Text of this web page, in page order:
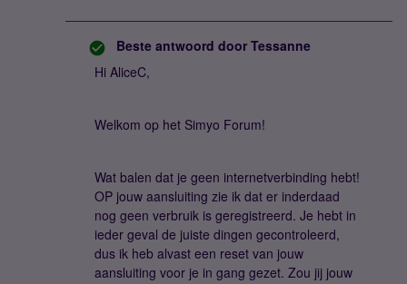
Beste antwoord door Tessanne
Hi AliceC,
Welkom op het Simyo Forum!
Wat balen dat je geen internetverbinding hebt!
OP jouw aansluiting zie ik dat er inderdaad
nog geen verbruik is geregistreerd. Je hebt in
ieder geval de juiste dingen gecontroleerd,
dus ik heb alvast een reset van jouw
aansluiting voor je in gang gezet. Zou jij jouw